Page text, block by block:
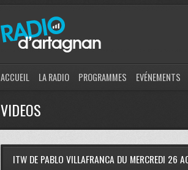
ACCUEIL LA RADIO PROGRAMMES EVÉNEMENTS
VIDEOS
ITW DE PABLO VILLAFRANCA DU MERCREDI 26